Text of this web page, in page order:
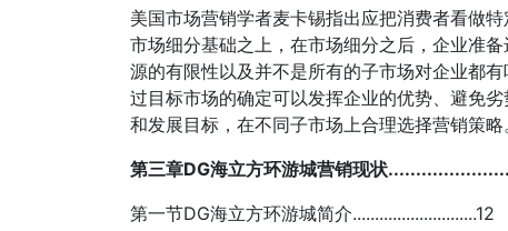
美国市场营销学者麦卡锡指出应把消费者看做
市场细分基础之上，在市场细分之后，企业准
源的有限性以及并不是所有的子市场对企业都
过目标市场的确定可以发挥企业的优势、避免
和发展目标，在不同子市场上合理选择营销策略
第三章DG海立方环游城营销现状
第一节DG海立方环游城简介............................12